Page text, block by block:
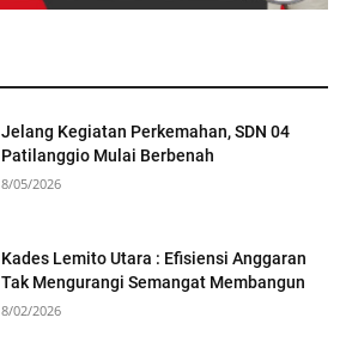
Jelang Kegiatan Perkemahan, SDN 04
Patilanggio Mulai Berbenah
8/05/2026
Kades Lemito Utara : Efisiensi Anggaran
Tak Mengurangi Semangat Membangun
8/02/2026